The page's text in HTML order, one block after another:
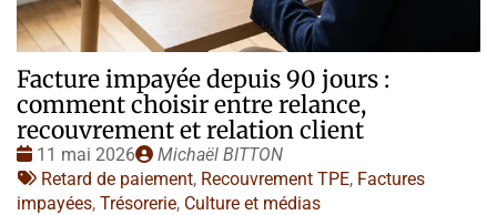
Facture impayée depuis 90 jours :
comment choisir entre relance,
recouvrement et relation client
Date
:
11 mai 2026
Publié
par
Michaël BITTON
Tags
:
Retard de paiement, Recouvrement TPE, Factures
impayées, Trésorerie, Culture et médias